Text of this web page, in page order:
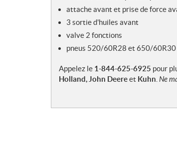
attache avant et prise de force
3 sortie d'huiles avant
valve 2 fonctions
pneus 520/60R28 et 650/60R30
Appelez le 1-844-625-6925 pour
Holland, John Deereet Kuhn Ne